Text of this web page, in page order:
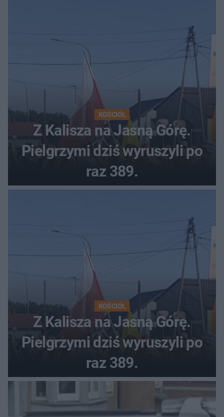
KOŚCIÓŁ
Z Kalisza na Jasną Górę.
Pielgrzymi dziś wyruszyli po
raz 389.
KOŚCIÓŁ
Z Kalisza na Jasną Górę.
Pielgrzymi dziś wyruszyli po
raz 389.